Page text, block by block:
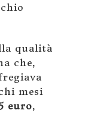
qualità
che,
mesi
euro,